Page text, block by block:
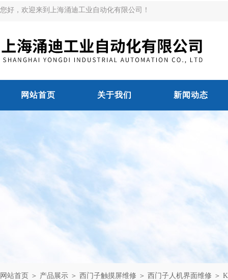
您好，欢迎来到上海涌迪工业自动化有限公司！
网站首页 关于我们 新闻动态
网站首页 ＞ 产品展示 ＞ 西门子触摸屏维修 ＞ 西门子人机界面维修 ＞